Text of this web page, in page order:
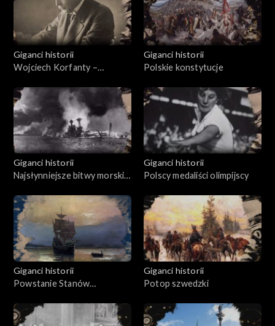
Giganci historii
Wojciech Korfanty –
Giganci historii
Polskie konstytucje
Giganci historii
Najsłynniejsze bitwy morskie
Giganci historii
Polscy medaliści olimpijscy
Giganci historii
Powstanie Stanów
Giganci historii
Potop szwedzki